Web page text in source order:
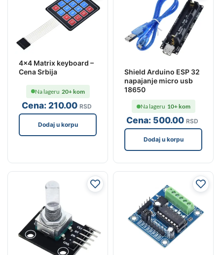
4×4 Matrix keyboard –
Cena Srbija
Cena: 210.00 RSD
Na lageru 20+ kom
Dodaj u korpu
Shield Arduino ESP 32
napajanje micro usb
18650
Cena: 500.00 RSD
Na lageru 10+ kom
Dodaj u korpu